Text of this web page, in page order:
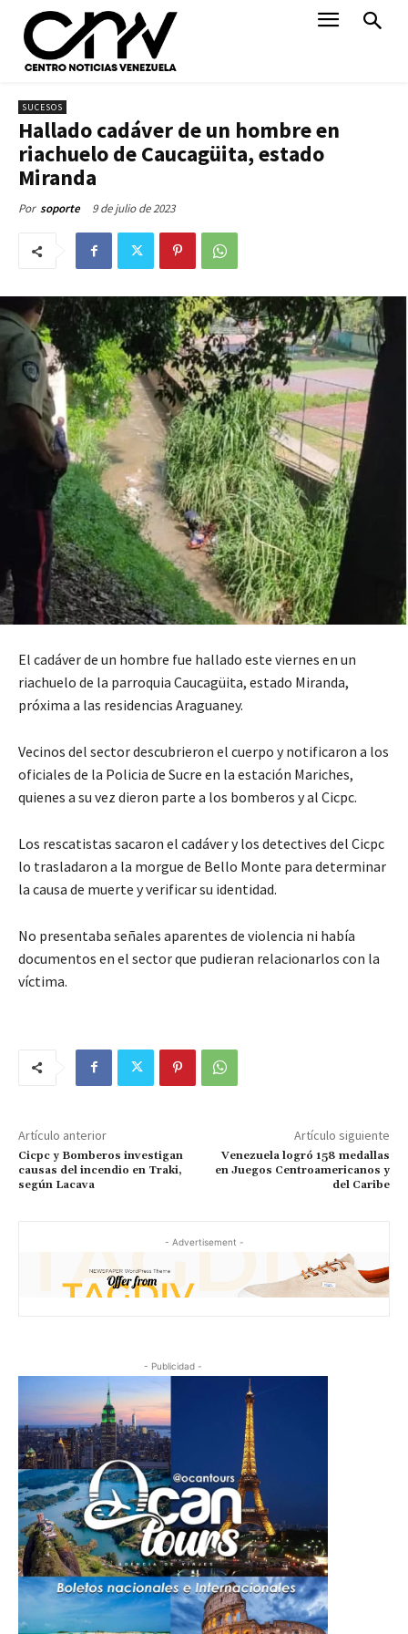
SUCESOS
Hallado cadáver de un hombre en
riachuelo de Caucagüita, estado
Miranda
Por soporte 9 de julio de 2023
El cadáver de un hombre fue hallado este viernes en un
riachuelo de la parroquia Caucagüita, estado Miranda,
próxima a las residencias Araguaney.
Vecinos del sector descubrieron el cuerpo y notificaron a los
oficiales de la Policia de Sucre en la estación Mariches,
quienes a su vez dieron parte a los bomberos y al Cicpc.
Los rescatistas sacaron el cadáver y los detectives del Cicpc
lo trasladaron a la morgue de Bello Monte para determinar
la causa de muerte y verificar su identidad.
No presentaba señales aparentes de violencia ni había
documentos en el sector que pudieran relacionarlos con la
víctima.
Artículo anterior
Cicpc y Bomberos investigan
causas del incendio en Traki,
según Lacava
Artículo siguiente
Venezuela logró 158 medallas
en Juegos Centroamericanos y
del Caribe
- Advertisement -
- Publicidad -